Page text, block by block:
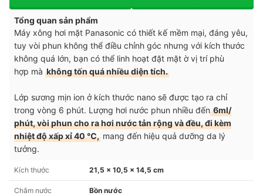
Tổng quan sản phẩm
Máy xông hơi mặt Panasonic có thiết kế mềm mại, đáng yêu,
tuy vòi phun không thể điều chỉnh góc nhưng với kích thước
không quá lớn, bạn có thể linh hoạt đặt mặt ờ vị trí phù
hợp mà không tốn quá nhiều diện tích.
Lớp sương mịn ion ở kích thước nano sẽ được tạo ra chỉ
trong vòng 6 phút. Lượng hơi nước phun nhiều đến6ml/
phút, vòi phun cho ra hơi nước tản rộng và đều, đi kèm
nhiệt độ xấp xỉ 40 ℃, mang đến hiệu quả dưỡng da lý
tưởng.
Kích thước 21,5 x 10,5 x 14,5 cm
Châm nước Bồn nước